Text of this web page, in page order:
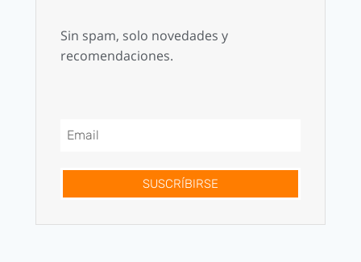
Sin spam, solo novedades y
recomendaciones.
SUSCRÍBIRSE